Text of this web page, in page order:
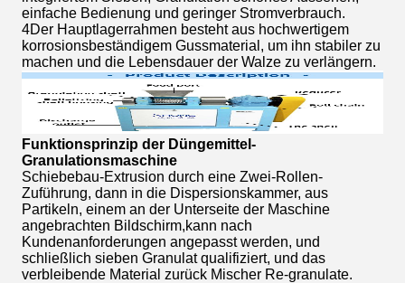
einfache Bedienung und geringer Stromverbrauch.
4Der Hauptlagerrahmen besteht aus hochwertigem
korrosionsbeständigem Gussmaterial, um ihn stabiler zu
machen und die Lebensdauer der Walze zu verlängern.
Funktionsprinzip der Düngemittel-
Granulationsmaschine
Schiebebau-Extrusion durch eine Zwei-Rollen-
Zuführung, dann in die Dispersionskammer, aus
Partikeln, einem an der Unterseite der Maschine
angebrachten Bildschirm,kann nach
Kundenanforderungen angepasst werden, und
schließlich sieben Granulat qualifiziert, und das
verbleibende Material zurück Mischer Re-granulate.